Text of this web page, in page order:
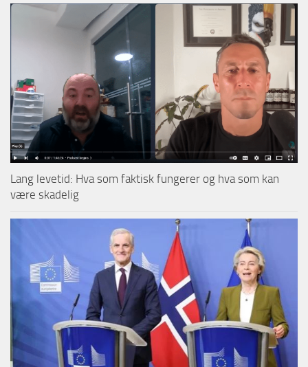
Lang levetid: Hva som faktisk fungerer og hva som kan
være skadelig